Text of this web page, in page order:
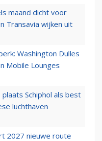
maand dicht voor
Transavia wijken uit
Washington Dulles
Mobile Lounges
Schiphol als best
luchthaven
2027 nieuwe route